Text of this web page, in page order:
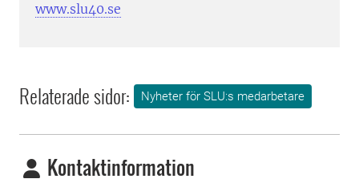
www.slu40.se
Relaterade sidor: Nyheter för SLU:s medarbetare
Kontaktinformation